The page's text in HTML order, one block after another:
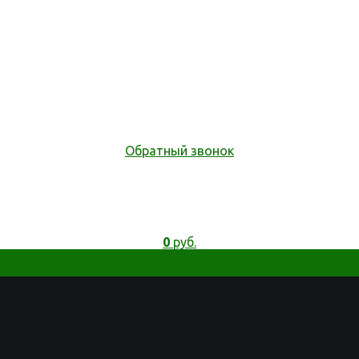
Обратный звонок
0 руб.